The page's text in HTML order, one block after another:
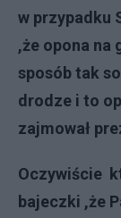
w przypadku
,że opona na
sposób tak
drodze i to
zajmował
Oczywiście
bajeczki ,że